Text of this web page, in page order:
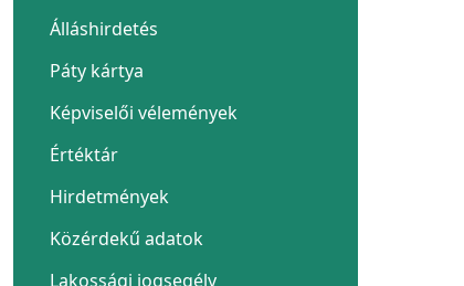
Álláshirdetés
Páty kártya
Képviselői vélemények
Értéktár
Hirdetmények
Közérdekű adatok
Lakossági jogsegély